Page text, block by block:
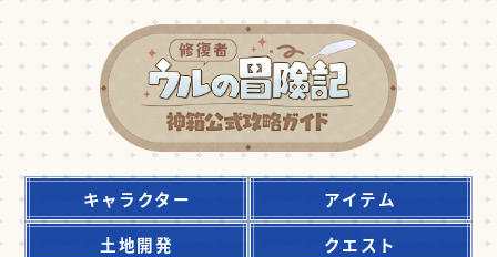
キャラクター
アイテム
土地開発
クエスト